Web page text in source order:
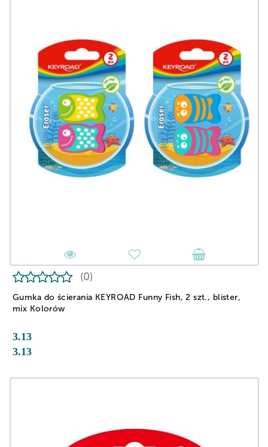
Gumka do ścierania KEYROAD Funny Fish, 2 szt., blister,
mix Kolorów
(0)
3.13
3.13